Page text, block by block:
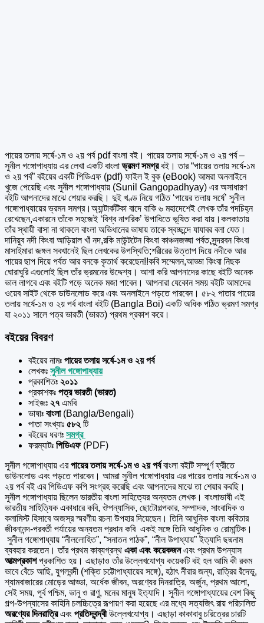
পায়ের তলায় সর্ষে-১ম ও ২য় পর্ব pdf বাংলা বই। পায়ের তলায় সর্ষে-১ম ও ২য় পর্ব –
সুনীল গঙ্গোপাধ্যায় এর লেখা একটি বাংলাভ্রমণ সমগ্রবই। তার “পায়ের তলায় সর্ষে-১ম
ও ২য় পর্ব” বইয়ের একটি পিডিএফ (pdf) ফাইল ই বুক (eBook) আমরা অনলাইনে
খুজে পেয়েছি এবং সুনীল গঙ্গোপাধ্যায় (Sunil Gangopadhyay) এর অসাধারণ
বইটি আপনাদের মাঝে শেয়ার করছি। দুই খণ্ড নিয়ে গঠিত ‘পায়ের তলায় সর্ষে’ সুনীল
গঙ্গোপাধ্যায়ের ভ্রমন সমগ্র।অ্যান্টার্কটিকা বাদে বাকি ৬ মহাদেশেই লেখক তাঁর পদচিহ্ন
রেখেছেন,একারনে তাঁকে সহজেই ‘বিশ্ব নাগরিক’ উপাধিতে ভূষিত করা যায়।কলকাতায়
তাঁর স্থায়ী বাসা না থাকলে বাংলা অভিধানের ভাষায় তাকে স্বচ্ছন্দে যাযাবর বলা যেত।
দানিয়ুব নদী কিংবা আড়িয়াল খাঁ নদ,রকি মাউন্টটেন কিংবা কাঞ্চনজঙ্ঘা পর্বত,সুন্দরবন কিংবা
মাসাইমারা জঙ্গল সবখানেই ছিল লেখকের উপস্থিতি;শরীরের উত্তাপ দিয়ে নদীকে আর
পায়ের ছাপ দিয়ে পর্বত আর বনকে কৃতার্থ করেছেন!!কবি সম্মেলন,আড্ডা কিংবা নিছক
ঘোরাঘুরি এগুলোই ছিল তাঁর ভ্রমনের উদ্দেশ্য। আশা করি আপনাদের কাছে বইটি অনেক
ভাল লাগবে এবং বইটি পড়ে অনেক মজা পাবেন। আপনারা যেকোন সময় বইটি আমাদের
ওয়েব সাইট থেকে ডাউনলোড করে এবং অনলাইনে পড়তে পারবেন। ৫৮২ পাতার পায়ের
তলায় সর্ষে-১ম ও ২য় পর্ব বাংলা বইটি (Bangla Boi) একটি অধিক পঠিত ভ্রমণ সমগ্র
যা ২০১১ সালে পত্র ভারতী (ভারত) প্রথম প্রকাশ করে।
বইয়ের বিবরণ
বইয়ের নামঃ পায়ের তলায় সর্ষে-১ম ও ২য় পর্ব
লেখকঃ সুনীল গঙ্গোপাধ্যায়
প্রকাশিতঃ ২০১১
প্রকাশকঃ পত্র ভারতী (ভারত)
সাইজঃ ২৭ এমবি
ভাষাঃ বাংলা (Bangla/Bengali)
পাতা সংখ্যাঃ ৫৮২ টি
বইয়ের ধরণঃ সমগ্র
ফরম্যাটঃ পিডিএফ (PDF)
সুনীল গঙ্গোপাধ্যায় এরপায়ের তলায় সর্ষে-১ম ও ২য় পর্ববাংলা বইটি সম্পুর্ণ ফ্রীতে
ডাউনলোড এবং পড়তে পারবেন। আমরা সুনীল গঙ্গোপাধ্যায় এর পায়ের তলায় সর্ষে-১ম ও
২য় পর্ব বই এর পিডিএফ কপি সংগ্রহ করেছি এবং আপনাদের মাঝে তা শেয়ার করছি।
সুনীল গঙ্গোপাধ্যায় ছিলেন ভারতীয় বাংলা সাহিত্যের অন্যতম লেখক। বাংলাভাষী এই
ভারতীয় সাহিত্যিক একাধারে কবি, ঔপন্যাসিক, ছোটোগল্পকার, সম্পাদক, সাংবাদিক ও
কলামিস্ট হিসাবে অজস্র স্মরণীয় রচনা উপহার দিয়েছেন। তিনি আধুনিক বাংলা কবিতার
জীবনানন্দ-পরবর্তী পর্যায়ের অন্যতম প্রধান কবি একই সঙ্গে তিনি আধুনিক ও রোমান্টিক।
সুনীল গঙ্গোপাধ্যায় “নীললোহিত”, “সনাতন পাঠক”, “নীল উপাধ্যায়” ইত্যাদি ছদ্মনাম
ব্যবহার করতেন। তাঁর প্রথম কাব্যগ্রন্থ একা এবং কয়েকজনএবং প্রথম উপন্যাস
আত্মপ্রকাশপ্রকাশিত হয়। এছাড়াও তাঁর উল্লেখযোগ্য কয়েকটি বই হল আমি কী রকম
ভাবে বেঁচে আছি, যুগলবন্দী (শক্তি চট্টোপাধ্যায়ের সঙ্গে), হঠাৎ নীরার জন্য, রাত্রির রঁদেভূ,
শ্যামবাজারের মোড়ের আড্ডা, অর্ধেক জীবন, অরণ্যের দিনরাত্রি, অর্জুন, প্রথম আলো,
সেই সময়, পূর্ব পশ্চিম, ভানু ও রাণু, মনের মানুষ ইত্যাদি। সুনীল গঙ্গোপাধ্যায়ের বেশ কিছু
গল্প-উপন্যাসের কাহিনি চলচ্চিত্রে রূপায়ণ করা হয়েছে এর মধ্যে সত্যজিৎ রায় পরিচালিত
অরণ্যের দিনরাত্রিএবং প্রতিদ্বন্দ্বীউল্লেখযোগ্য। এছাড়া কাকাবাবু চরিত্রের চারটি